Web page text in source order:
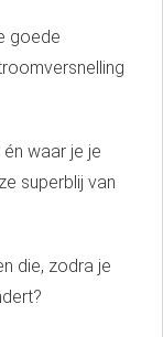
goede
waar je je
superblij van
die, zodra je